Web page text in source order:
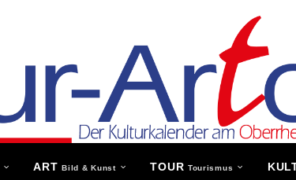
ARTBild & Kunst TOUR Tourismus